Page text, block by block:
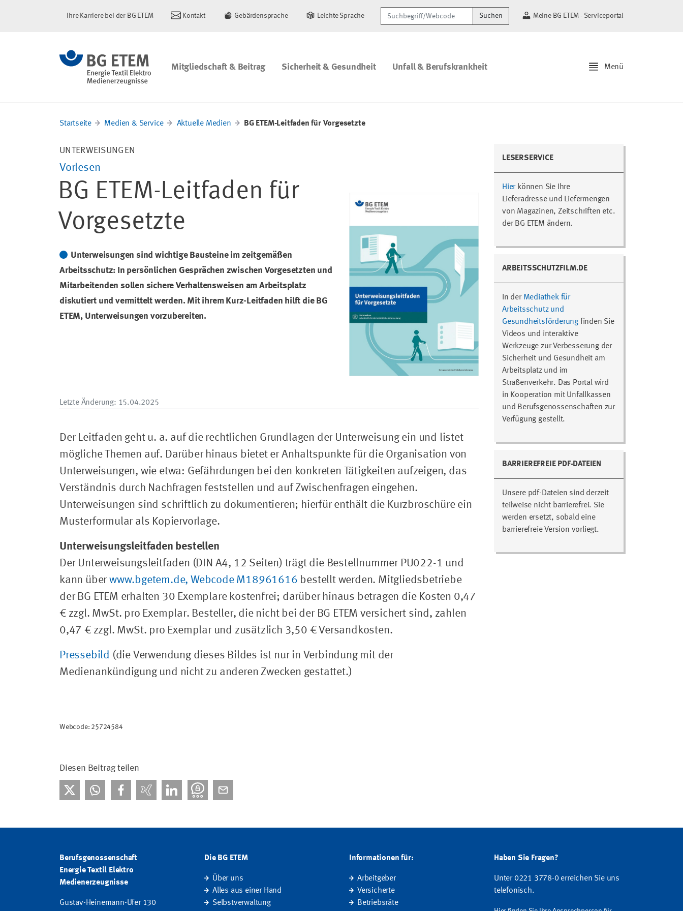
Ihre Karriere bei der BG ETEM Kontakt Gebärdensprache Leichte Sprache Suchbegriff/Webcode Suchen Meine BG ETEM - Serviceportal
Mitgliedschaft & Beitrag Sicherheit & Gesundheit Unfall & Berufskrankheit Menü
Startseite Medien & Service Aktuelle Medien BG ETEM-Leitfaden für Vorgesetzte
UNTERWEISUNGEN
Vorlesen
BG ETEM-Leitfaden für
Vorgesetzte
Unterweisungen sind wichtige Bausteine im zeitgemäßen
Arbeitsschutz: In persönlichen Gesprächen zwischen Vorgesetzten und
Mitarbeitenden sollen sichere Verhaltensweisen am Arbeitsplatz
diskutiert und vermittelt werden. Mit ihrem Kurz-Leitfaden hilft die BG
ETEM, Unterweisungen vorzubereiten.
Letzte Änderung: 15.04.2025
Der Leitfaden geht u. a. auf die rechtlichen Grundlagen der Unterweisung ein und listet
mögliche Themen auf. Darüber hinaus bietet er Anhaltspunkte für die Organisation von
Unterweisungen, wie etwa: Gefährdungen bei den konkreten Tätigkeiten aufzeigen, das
Verständnis durch Nachfragen feststellen und auf Zwischenfragen eingehen.
Unterweisungen sind schriftlich zu dokumentieren; hierfür enthält die Kurzbroschüre ein
Musterformular als Kopiervorlage.
Unterweisungsleitfaden bestellen
Der Unterweisungsleitfaden (DIN A4, 12 Seiten) trägt die Bestellnummer PU022-1 und
kann überwww.bgetem.de, Webcode M18961616 bestellt werden. Mitgliedsbetriebe
der BG ETEM erhalten 30 Exemplare kostenfrei; darüber hinaus betragen die Kosten 0,47
€ zzgl. MwSt. pro Exemplar. Besteller, die nicht bei der BG ETEM versichert sind, zahlen
0,47 € zzgl. MwSt. pro Exemplar und zusätzlich 3,50 € Versandkosten.
Pressebild (die Verwendung dieses Bildes ist nur in Verbindung mit der
Medienankündigung und nicht zu anderen Zwecken gestattet.)
Webcode: 25724584
Diesen Beitrag teilen
LESERSERVICE
Hier können Sie Ihre
Lieferadresse und Liefermengen
von Magazinen, Zeitschriften etc.
der BG ETEM ändern.
ARBEITSSCHUTZFILM.DE
In der Mediathek für
Arbeitsschutz und
Gesundheitsförderung finden Sie
Videos und interaktive
Werkzeuge zur Verbesserung der
Sicherheit und Gesundheit am
Arbeitsplatz und im
Straßenverkehr. Das Portal wird
in Kooperation mit Unfallkassen
und Berufsgenossenschaften zur
Verfügung gestellt.
BARRIEREFREIE PDF-DATEIEN
Unsere pdf-Dateien sind derzeit
teilweise nicht barrierefrei. Sie
werden ersetzt, sobald eine
barrierefreie Version vorliegt.
Berufsgenossenschaft
Energie Textil Elektro
Medienerzeugnisse
Gustav-Heinemann-Ufer 130
Die BG ETEM
Über uns
Alles aus einer Hand
Selbstverwaltung
Informationen für:
Arbeitgeber
Versicherte
Betriebsräte
Haben Sie Fragen?
Unter 0221 3778-0 erreichen Sie uns
telefonisch.